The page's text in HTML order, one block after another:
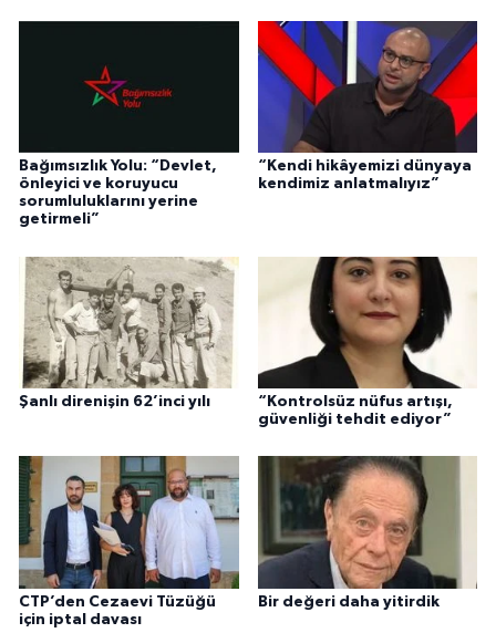
Bağımsızlık Yolu: “Devlet,
önleyici ve koruyucu
sorumluluklarını yerine
getirmeli”
“Kendi hikâyemizi dünyaya
kendimiz anlatmalıyız”
Şanlı direnişin 62’inci yılı
“Kontrolsüz nüfus artışı,
güvenliği tehdit ediyor”
CTP’den Cezaevi Tüzüğü
için iptal davası
Bir değeri daha yitirdik